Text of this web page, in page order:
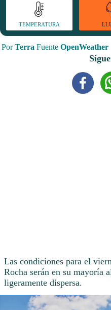
TEMPERATURA
PorTerra Fuente OpenWeather
Las condiciones para el
Rocha serán en su mayoría
ligeramente dispersa.